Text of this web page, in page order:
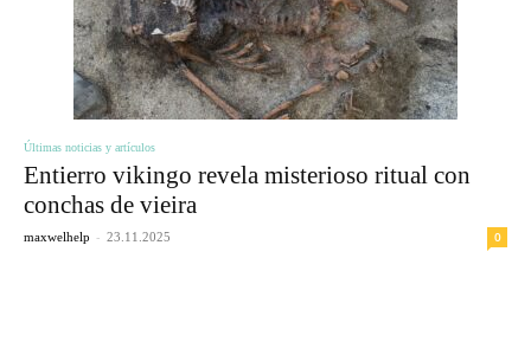
Últimas noticias y artículos
Entierro vikingo revela misterioso ritual con
conchas de vieira
maxwelhelp - 23.11.2025 0